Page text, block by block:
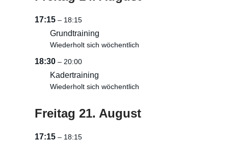
17:15 – 18:15
Grundtraining
Wiederholt sich wöchentlich
18:30 – 20:00
Kadertraining
Wiederholt sich wöchentlich
Freitag 21. August
17:15 – 18:15